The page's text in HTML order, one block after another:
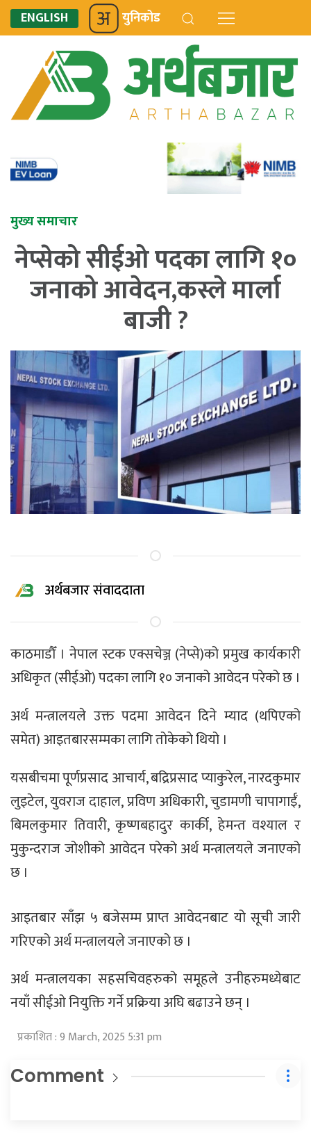
ENGLISH युनिकोड
मुख्य समाचार
नेप्सेको सीईओ पदका लागि १०
जनाको आवेदन,कस्ले मार्ला
बाजी ?
अर्थबजार संवाददाता
काठमाडौँ । नेपाल स्टक एक्सचेञ्ज (नेप्से)को प्रमुख कार्यकारी
अधिकृत (सीईओ) पदका लागि १० जनाको आवेदन परेको छ ।
अर्थ मन्त्रालयले उक्त पदमा आवेदन दिने म्याद (थपिएको
समेत) आइतबारसम्मका लागि तोकेको थियो ।
यसबीचमा पूर्णप्रसाद आचार्य, बद्रिप्रसाद प्याकुरेल, नारदकुमार
लुइटेल, युवराज दाहाल, प्रविण अधिकारी, चुडामणी चापागाईँ,
बिमलकुमार तिवारी, कृष्णबहादुर कार्की, हेमन्त वश्याल र
मुकुन्दराज जोशीको आवेदन परेको अर्थ मन्त्रालयले जनाएको
छ ।
आइतबार साँझ ५ बजेसम्म प्राप्त आवेदनबाट यो सूची जारी
गरिएको अर्थ मन्त्रालयले जनाएको छ ।
अर्थ मन्त्रालयका सहसचिवहरुको समूहले उनीहरुमध्येबाट
नयाँ सीईओ नियुक्ति गर्ने प्रक्रिया अघि बढाउने छन् ।
प्रकाशित : 9 March, 2025 5:31 pm
Comment